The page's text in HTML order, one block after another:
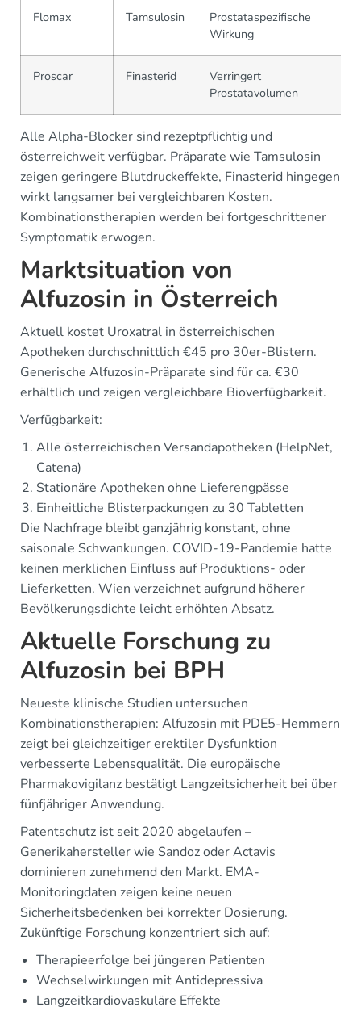
Flomax Tamsulosin
Prostataspezifische
Wirkung
Proscar Finasterid
Verringert
Prostatavolumen
Alle Alpha-Blocker sind rezeptpflichtig und
österreichweit verfügbar. Präparate wie Tamsulosin
zeigen geringere Blutdruckeffekte, Finasterid hingegen
wirkt langsamer bei vergleichbaren Kosten.
Kombinationstherapien werden bei fortgeschrittener
Symptomatik erwogen.
Marktsituation von
Alfuzosin in Österreich
Aktuell kostet Uroxatral in österreichischen
Apotheken durchschnittlich €45 pro 30er-Blistern.
Generische Alfuzosin-Präparate sind für ca. €30
erhältlich und zeigen vergleichbare Bioverfügbarkeit.
Verfügbarkeit:
Alle österreichischen Versandapotheken (HelpNet,
Catena)
Stationäre Apotheken ohne Lieferengpässe
Einheitliche Blisterpackungen zu 30 Tabletten
Die Nachfrage bleibt ganzjährig konstant, ohne
saisonale Schwankungen. COVID-19-Pandemie hatte
keinen merklichen Einfluss auf Produktions- oder
Lieferketten. Wien verzeichnet aufgrund höherer
Bevölkerungsdichte leicht erhöhten Absatz.
Aktuelle Forschung zu
Alfuzosin bei BPH
Neueste klinische Studien untersuchen
Kombinationstherapien: Alfuzosin mit PDE5-Hemmern
zeigt bei gleichzeitiger erektiler Dysfunktion
verbesserte Lebensqualität. Die europäische
Pharmakovigilanz bestätigt Langzeitsicherheit bei über
fünfjähriger Anwendung.
Patentschutz ist seit 2020 abgelaufen –
Generikahersteller wie Sandoz oder Actavis
dominieren zunehmend den Markt. EMA-
Monitoringdaten zeigen keine neuen
Sicherheitsbedenken bei korrekter Dosierung.
Zukünftige Forschung konzentriert sich auf:
Therapieerfolge bei jüngeren Patienten
Wechselwirkungen mit Antidepressiva
Langzeitkardiovaskuläre Effekte